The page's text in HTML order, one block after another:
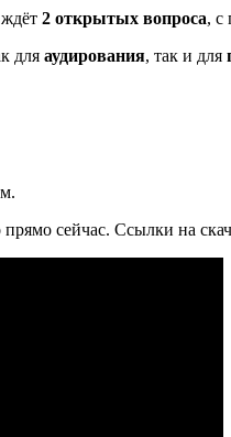
2 открытых вопроса, с
для аудирования, так и для
сейчас. Ссылки на